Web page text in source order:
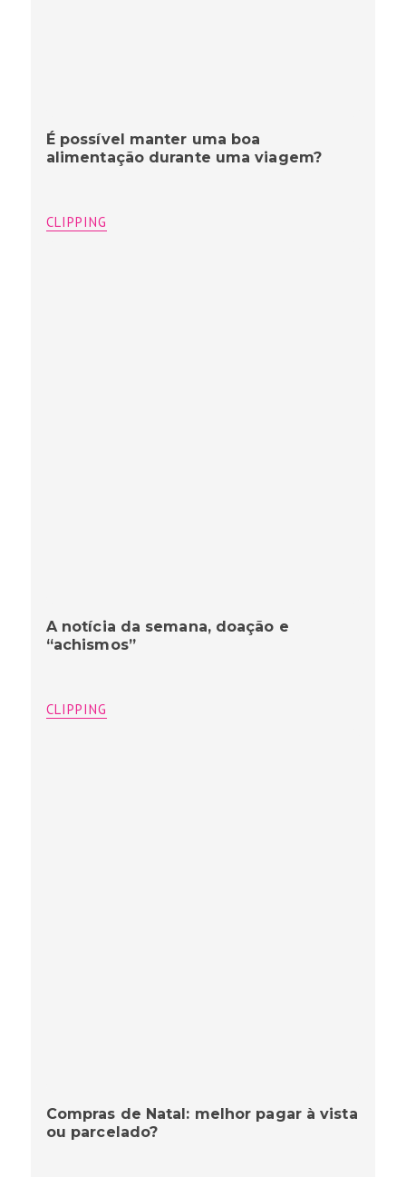
É possível manter uma boa
alimentação durante uma viagem?
CLIPPING
A notícia da semana, doação e
“achismos”
CLIPPING
Compras de Natal: melhor pagar à vista
ou parcelado?